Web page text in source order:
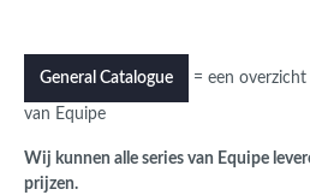
General Catalogue = een
van Equipe
Wij kunnen alle series van Equipe
prijzen.